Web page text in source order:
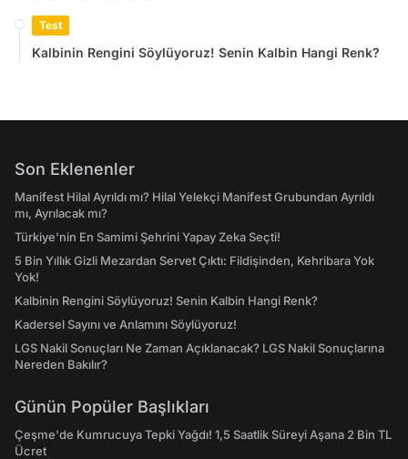
Test
Kalbinin Rengini Söylüyoruz! Senin Kalbin Hangi Renk?
Son Eklenenler
Manifest Hilal Ayrıldı mı? Hilal Yelekçi Manifest Grubundan Ayrıldı
mı, Ayrılacak mı?
Türkiye'nin En Samimi Şehrini Yapay Zeka Seçti!
5 Bin Yıllık Gizli Mezardan Servet Çıktı: Fildişinden, Kehribara Yok
Yok!
Kalbinin Rengini Söylüyoruz! Senin Kalbin Hangi Renk?
Kadersel Sayını ve Anlamını Söylüyoruz!
LGS Nakil Sonuçları Ne Zaman Açıklanacak? LGS Nakil Sonuçlarına
Nereden Bakılır?
Günün Popüler Başlıkları
Çeşme'de Kumrucuya Tepki Yağdı! 1,5 Saatlik Süreyi Aşana 2 Bin TL
Ücret